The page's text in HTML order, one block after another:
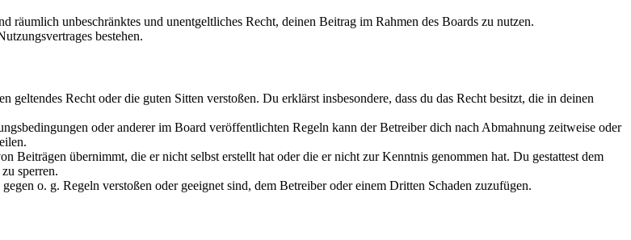
räumlich unbeschränktes und unentgeltliches Recht, deinen Beitrag im Rahmen des Boards zu nutzen.
bestehen.
Recht oder die guten Sitten verstoßen. Du erklärst insbesondere, dass du das Recht besitzt, die in deinen
oder anderer im Board veröffentlichten Regeln kann der Betreiber dich nach Abmahnung zeitweise oder
übernimmt, die er nicht selbst erstellt hat oder die er nicht zur Kenntnis genommen hat. Du gestattest dem
sperren.
o. g. Regeln verstoßen oder geeignet sind, dem Betreiber oder einem Dritten Schaden zuzufügen.